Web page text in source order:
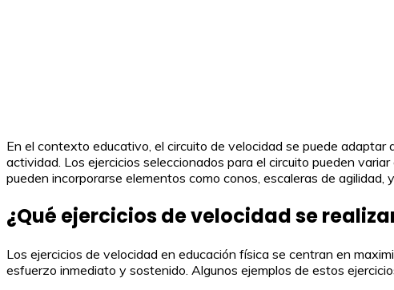
En el contexto educativo, el circuito de velocidad se puede
actividad. Los ejercicios seleccionados para el circuito pueden
pueden incorporarse elementos como conos, escaleras de
¿Qué ejercicios de velocidad se
Los ejercicios de velocidad en educación física se centran en
esfuerzo inmediato y sostenido. Algunos ejemplos de estos